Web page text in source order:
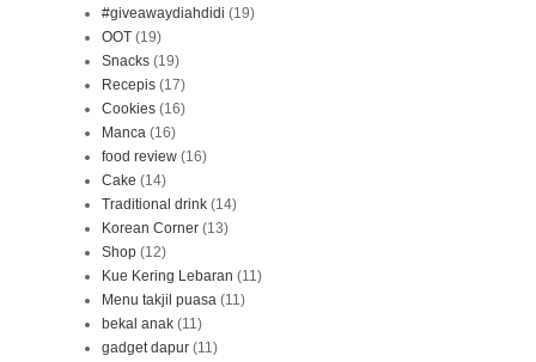
#giveawaydiahdidi (19)
OOT (19)
Snacks (19)
Recepis (17)
Cookies (16)
Manca (16)
food review (16)
Cake (14)
Traditional drink (14)
Korean Corner (13)
Shop (12)
Kue Kering Lebaran (11)
Menu takjil puasa (11)
bekal anak (11)
gadget dapur (11)